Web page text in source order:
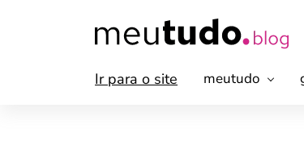
Ir para o site meutudo